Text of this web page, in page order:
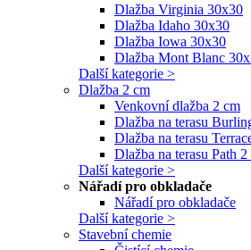
Dlažba Virginia 30x30
Dlažba Idaho 30x30
Dlažba Iowa 30x30
Dlažba Mont Blanc
Další kategorie >
Dlažba 2 cm
Venkovní dlažba 2 cm
Dlažba na terasu
Dlažba na terasu
Dlažba na terasu Path 2
Další kategorie >
Nářadí pro obkladače
Nářadí pro obkladače
Další kategorie >
Stavební chemie